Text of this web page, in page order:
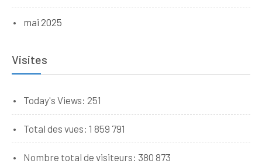
mai 2025
Visites
Today's Views: 251
Total des vues: 1 859 791
Nombre total de visiteurs: 380 873